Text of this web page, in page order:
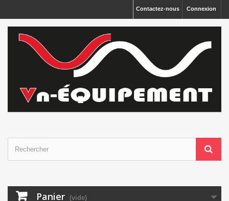
Connexion
Contactez-nous
Panier (vide)